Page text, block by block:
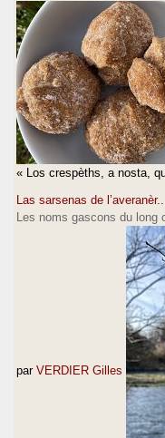
« Los crespèths, a nosta,
Las sarsenas de
Les noms gascons du long
par VERDIER Gilles